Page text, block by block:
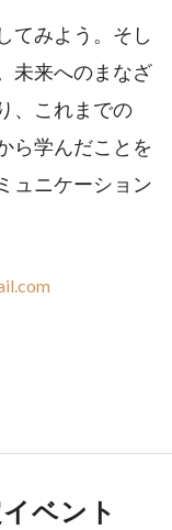
てみよう。そし
未来へのまなざ
、これまでの
ら学んだことを
ュニケーション
ベント